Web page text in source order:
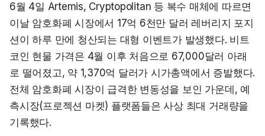
6월 4일 Artemis, Cryptopolitan 등 복수 매체에 따르면
이날 암호화폐 시장에서 17억 6천만 달러 레버리지 포지
션이 하루 만에 청산되는 대형 이벤트가 발생했다. 비트
코인 현물 가격은 4월 이후 처음으로 67,000달러 아래
로 떨어졌고, 약 1,370억 달러가 시가총액에서 증발했다.
전체 암호화폐 시장이 급격한 변동성을 보인 가운데, 예
측시장(프로젝션 마켓) 플랫폼들은 사상 최대 거래량을
기록했다.